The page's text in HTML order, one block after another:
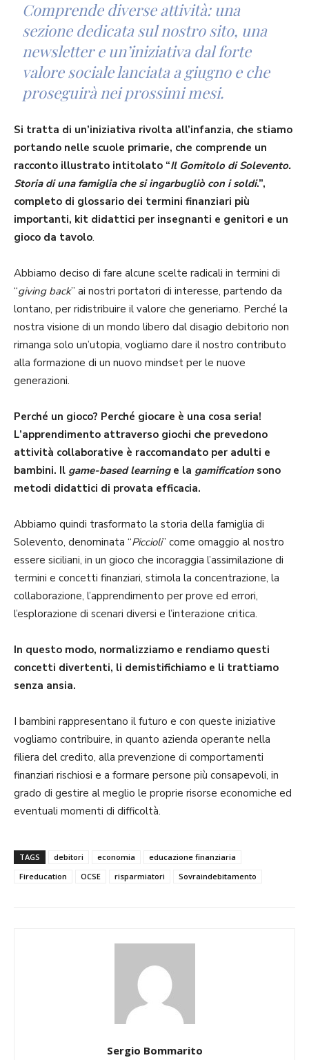
Comprende diverse attività: una
sezione dedicata sul nostro sito, una
new­sletter e un’iniziativa dal forte
valore sociale lanciata a giugno e che
proseguirà nei prossimi mesi.
Si tratta di un’iniziativa rivolta all’infanzia, che stiamo
portando nelle scuole primarie, che comprende un
racconto illustrato intitolato “Il Gomitolo di Solevento.
Storia di una famiglia che si ingarbugliò con i soldi.”,
completo di glossario dei termini finanziari più
importanti, kit didattici per insegnanti e genitori e un
gioco da tavolo.
Abbiamo deciso di fare alcune scelte radicali in termini di
“giving back” ai nostri portatori di interesse, partendo da
lontano, per ridistribuire il valore che generiamo. Perché la
nostra visione di un mondo libero dal disagio debitorio non
rimanga solo un’utopia, vogliamo dare il nostro contributo
alla formazione di un nuovo mindset per le nuove
generazioni.
Perché un gioco? Perché giocare è una cosa seria!
L’apprendimento attraverso giochi che prevedono
attività colla­borative è raccomandato per adulti e
bambini. Il game-based learninge la gamification sono
metodi didattici di provata efficacia.
Abbiamo quindi trasformato la storia della famiglia di
Solevento, denominata “Piccioli” come omaggio al nostro
essere siciliani, in un gioco che incoraggia l’assimilazione di
termini e concetti finanziari, stimola la concentrazione, la
collaborazione, l’apprendimento per prove ed errori,
l’esplorazione di scenari diversi e l’interazione critica.
In questo modo, normalizziamo e rendiamo questi
concetti divertenti, li demistifichiamo e li trattiamo
senza ansia.
I bambini rappresentano il futuro e con queste iniziative
vogliamo contribuire, in quanto azienda operante nella
filiera del credito, alla prevenzione di comportamenti
finanziari rischiosi e a formare persone più consapevoli, in
grado di gestire al meglio le proprie risorse economiche ed
eventuali momenti di difficoltà.
TAGS debitori economia
educazione finanziaria
Fireducation
OCSE risparmiatori Sovraindebitamento
Sergio Bommarito